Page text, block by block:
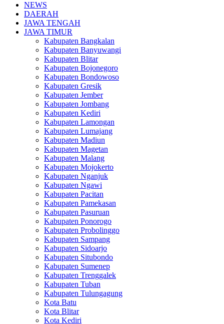
NEWS
DAERAH
JAWA TENGAH
JAWA TIMUR
Kabupaten Bangkalan
Kabupaten Banyuwangi
Kabupaten Blitar
Kabupaten Bojonegoro
Kabupaten Bondowoso
Kabupaten Gresik
Kabupaten Jember
Kabupaten Jombang
Kabupaten Kediri
Kabupaten Lamongan
Kabupaten Lumajang
Kabupaten Madiun
Kabupaten Magetan
Kabupaten Malang
Kabupaten Mojokerto
Kabupaten Nganjuk
Kabupaten Ngawi
Kabupaten Pacitan
Kabupaten Pamekasan
Kabupaten Pasuruan
Kabupaten Ponorogo
Kabupaten Probolinggo
Kabupaten Sampang
Kabupaten Sidoarjo
Kabupaten Situbondo
Kabupaten Sumenep
Kabupaten Trenggalek
Kabupaten Tuban
Kabupaten Tulungagung
Kota Batu
Kota Blitar
Kota Kediri